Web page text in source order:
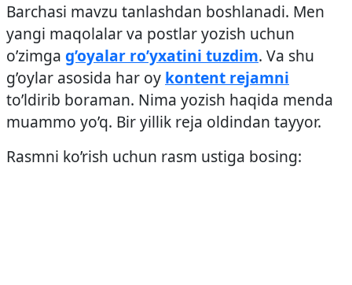
Barchasi mavzu tanlashdan boshlanadi. Men
yangi maqolalar va postlar yozish uchun
o’zimga g’oyalar ro’yxatini tuzdim. Va shu
g’oylar asosida har oy kontent rejamni
to’ldirib boraman. Nima yozish haqida menda
muammo yo’q. Bir yillik reja oldindan tayyor.
Rasmni ko’rish uchun rasm ustiga bosing: